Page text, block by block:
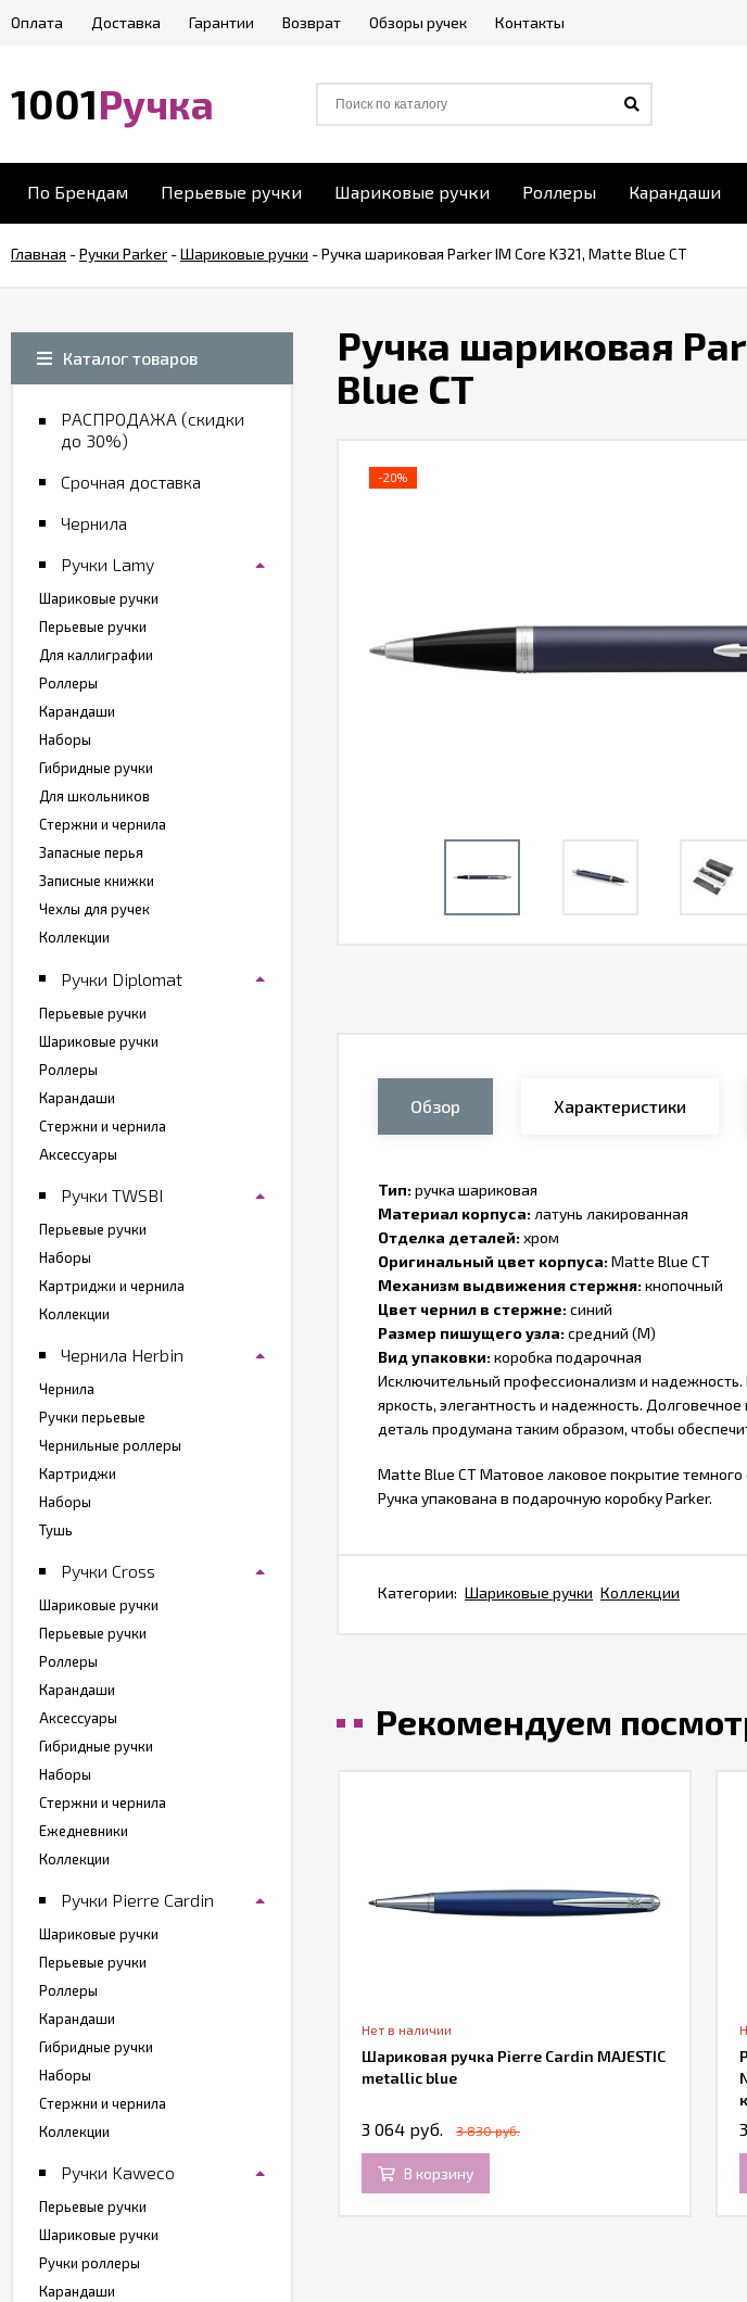
Оплата Доставка Гарантии Возврат Обзоры ручек Контакты
1001Ручка
По Брендам Перьевые ручки Шариковые ручки Роллеры Карандаши
Главная -Ручки Parker -Шариковые ручки -Ручка шариковая Parker IM Core K321, Matte Blue CT
Ручка шариковая
Blue CT
-20%
Обзор Характеристики
Тип:ручка шариковая
Материал корпуса: латунь лакированная
Отделка деталей:хром
Оригинальный цвет корпуса:Matte Blue CT
Механизм выдвижения стержня:кнопочный
Цвет чернил в стержне:синий
Размер пишущего узла:средний (M)
Вид упаковки:коробка подарочная
Исключительный профессионализм и надежность.
яркость, элегантность и надежность.
деталь продумана таким образом, чтобы
Matte Blue CT Матовое лаковое покрытие
Ручка упакована в подарочную коробку Parker.
Категории: Шариковые ручки Коллекции
Рекомендуем
Нет в наличии
ручка Lamy Al-star, синий
руб.
В корзину
Нет в наличии
Шариковая ручка Pierre Cardin MAJESTIC
metallic blue
3 064 руб. 3 830 руб.
В корзину
Каталог товаров
РАСПРОДАЖА (скидки
до 30%)
Срочная доставка
Чернила
Ручки Lamy
Шариковые ручки
Перьевые ручки
Для каллиграфии
Роллеры
Карандаши
Наборы
Гибридные ручки
Для школьников
Стержни и чернила
Запасные перья
Записные книжки
Чехлы для ручек
Коллекции
Ручки Diplomat
Перьевые ручки
Шариковые ручки
Роллеры
Карандаши
Стержни и чернила
Аксессуары
Ручки TWSBI
Перьевые ручки
Наборы
Картриджи и чернила
Коллекции
Чернила Herbin
Чернила
Ручки перьевые
Чернильные роллеры
Картриджи
Наборы
Тушь
Ручки Cross
Шариковые ручки
Перьевые ручки
Роллеры
Карандаши
Аксессуары
Гибридные ручки
Наборы
Стержни и чернила
Ежедневники
Коллекции
Ручки Pierre Cardin
Шариковые ручки
Перьевые ручки
Роллеры
Карандаши
Гибридные ручки
Наборы
Стержни и чернила
Коллекции
Ручки Kaweco
Перьевые ручки
Шариковые ручки
Ручки роллеры
Карандаши